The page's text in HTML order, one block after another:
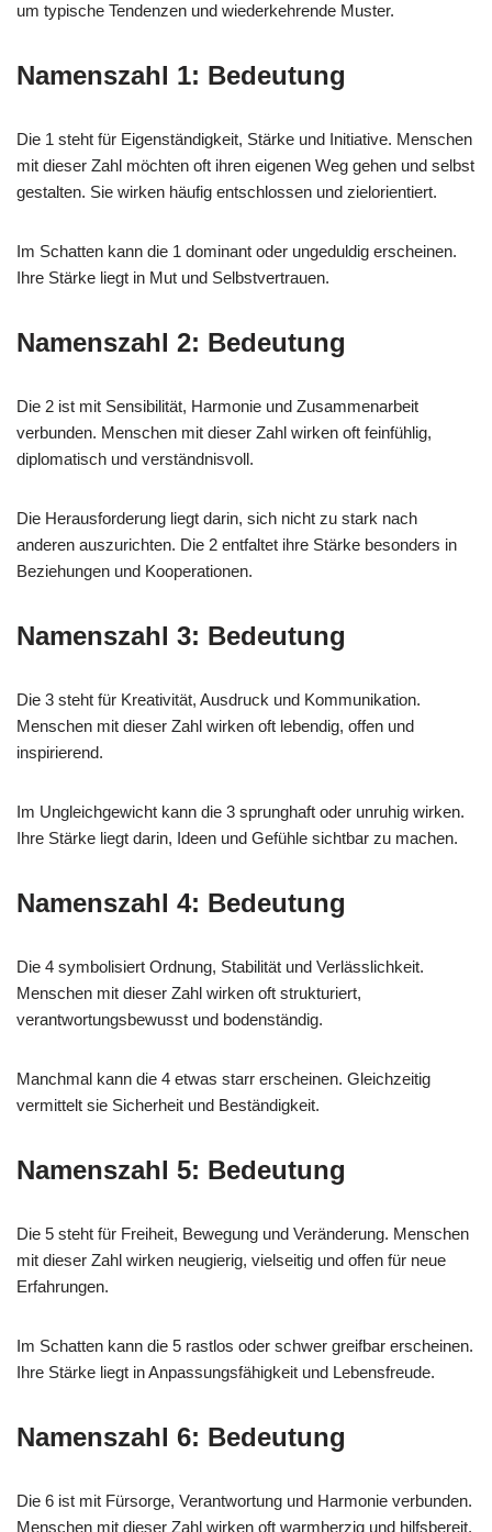
um typische Tendenzen und wiederkehrende Muster.
Namenszahl 1: Bedeutung
Die 1 steht für Eigenständigkeit, Stärke und Initiative. Menschen
mit dieser Zahl möchten oft ihren eigenen Weg gehen und selbst
gestalten. Sie wirken häufig entschlossen und zielorientiert.
Im Schatten kann die 1 dominant oder ungeduldig erscheinen.
Ihre Stärke liegt in Mut und Selbstvertrauen.
Namenszahl 2: Bedeutung
Die 2 ist mit Sensibilität, Harmonie und Zusammenarbeit
verbunden. Menschen mit dieser Zahl wirken oft feinfühlig,
diplomatisch und verständnisvoll.
Die Herausforderung liegt darin, sich nicht zu stark nach
anderen auszurichten. Die 2 entfaltet ihre Stärke besonders in
Beziehungen und Kooperationen.
Namenszahl 3: Bedeutung
Die 3 steht für Kreativität, Ausdruck und Kommunikation.
Menschen mit dieser Zahl wirken oft lebendig, offen und
inspirierend.
Im Ungleichgewicht kann die 3 sprunghaft oder unruhig wirken.
Ihre Stärke liegt darin, Ideen und Gefühle sichtbar zu machen.
Namenszahl 4: Bedeutung
Die 4 symbolisiert Ordnung, Stabilität und Verlässlichkeit.
Menschen mit dieser Zahl wirken oft strukturiert,
verantwortungsbewusst und bodenständig.
Manchmal kann die 4 etwas starr erscheinen. Gleichzeitig
vermittelt sie Sicherheit und Beständigkeit.
Namenszahl 5: Bedeutung
Die 5 steht für Freiheit, Bewegung und Veränderung. Menschen
mit dieser Zahl wirken neugierig, vielseitig und offen für neue
Erfahrungen.
Im Schatten kann die 5 rastlos oder schwer greifbar erscheinen.
Ihre Stärke liegt in Anpassungsfähigkeit und Lebensfreude.
Namenszahl 6: Bedeutung
Die 6 ist mit Fürsorge, Verantwortung und Harmonie verbunden.
Menschen mit dieser Zahl wirken oft warmherzig und hilfsbereit.